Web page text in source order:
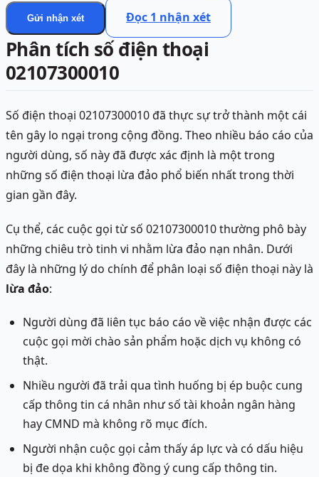
Gửi nhận xét Đọc 1 nhận xét
Phân tích số điện thoại
02107300010
Số điện thoại 02107300010 đã thực sự trở thành một cái
tên gây lo ngại trong cộng đồng. Theo nhiều báo cáo của
người dùng, số này đã được xác định là một trong
những số điện thoại lừa đảo phổ biến nhất trong thời
gian gần đây.
Cụ thể, các cuộc gọi từ số 02107300010 thường phô bày
những chiêu trò tinh vi nhằm lừa đảo nạn nhân. Dưới
đây là những lý do chính để phân loại số điện thoại này là
lừa đảo:
Người dùng đã liên tục báo cáo về việc nhận được các
cuộc gọi mời chào sản phẩm hoặc dịch vụ không có
thật.
Nhiều người đã trải qua tình huống bị ép buộc cung
cấp thông tin cá nhân như số tài khoản ngân hàng
hay CMND mà không rõ mục đích.
Người nhận cuộc gọi cảm thấy áp lực và có dấu hiệu
bị đe dọa khi không đồng ý cung cấp thông tin.